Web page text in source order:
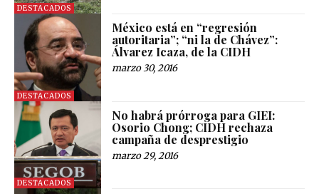
DESTACADOS
DESTACADOS
México está en “regresión
autoritaria”; “ni la de Chávez”:
Álvarez Icaza, de la CIDH
marzo 30, 2016
DESTACADOS
No habrá prórroga para GIEI:
Osorio Chong; CIDH rechaza
campaña de desprestigio
marzo 29, 2016